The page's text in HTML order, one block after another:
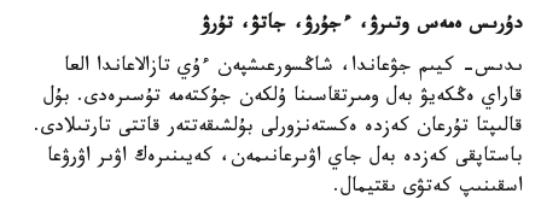
دۇرىس ەمەس وتىرۋ، ءجۇرۋ، جاتۋ، تۇرۋ
ىدىس- كيىم جۋعاندا، شاڭسورعىشپەن ءۇي تازالاعاندا العا
قاراي ەڭكەيۋ بەل ومىرتقاسىنا ۇلكەن جۇكتەمە تۇسىرەدى. بۇل
قالىپتا تۇرعان كەزدە ەكستەنزورلى بۇلشىقەتتەر قاتتى تارتىلادى.
باستاپقى كەزدە بەل جاي اۋىرعانىمەن، كەيىنىرەك اۋىر اۋرۋعا
اسقىنىپ كەتۋى ىقتيمال.